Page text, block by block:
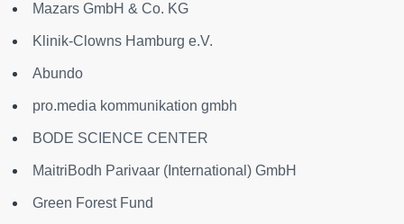
Mazars GmbH & Co. KG
Klinik-Clowns Hamburg e.V.
Abundo
pro.media kommunikation gmbh
BODE SCIENCE CENTER
MaitriBodh Parivaar (International) GmbH
Green Forest Fund